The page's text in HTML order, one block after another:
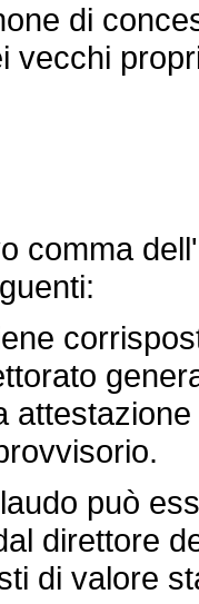
di
vecchi
comma
può
direttore
di valore